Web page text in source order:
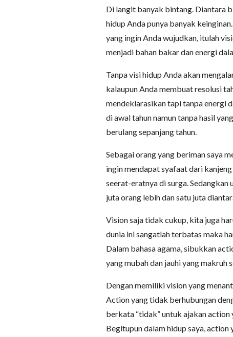
Di langit banyak bintang. Diantara
hidup Anda punya banyak
yang ingin Anda wujudkan, itulah
menjadi bahan bakar dan energi
Tanpa visi hidup Anda akan
kalaupun Anda membuat resolusi
mendeklarasikan tapi tanpa energi
di awal tahun namun tanpa hasil
berulang sepanjang tahun.
Sebagai orang yang beriman saya
ingin mendapat syafaat dari
seerat-eratnya di surga. Sedangkan
juta orang lebih dan satu juta
Vision saja tidak cukup, kita juga
dunia ini sangatlah terbatas maka
Dalam bahasa agama, sibukkan
yang mubah dan jauhi yang makruh
Dengan memiliki vision yang
Action yang tidak berhubungan
berkata “tidak” untuk ajakan
Begitupun dalam hidup saya, action